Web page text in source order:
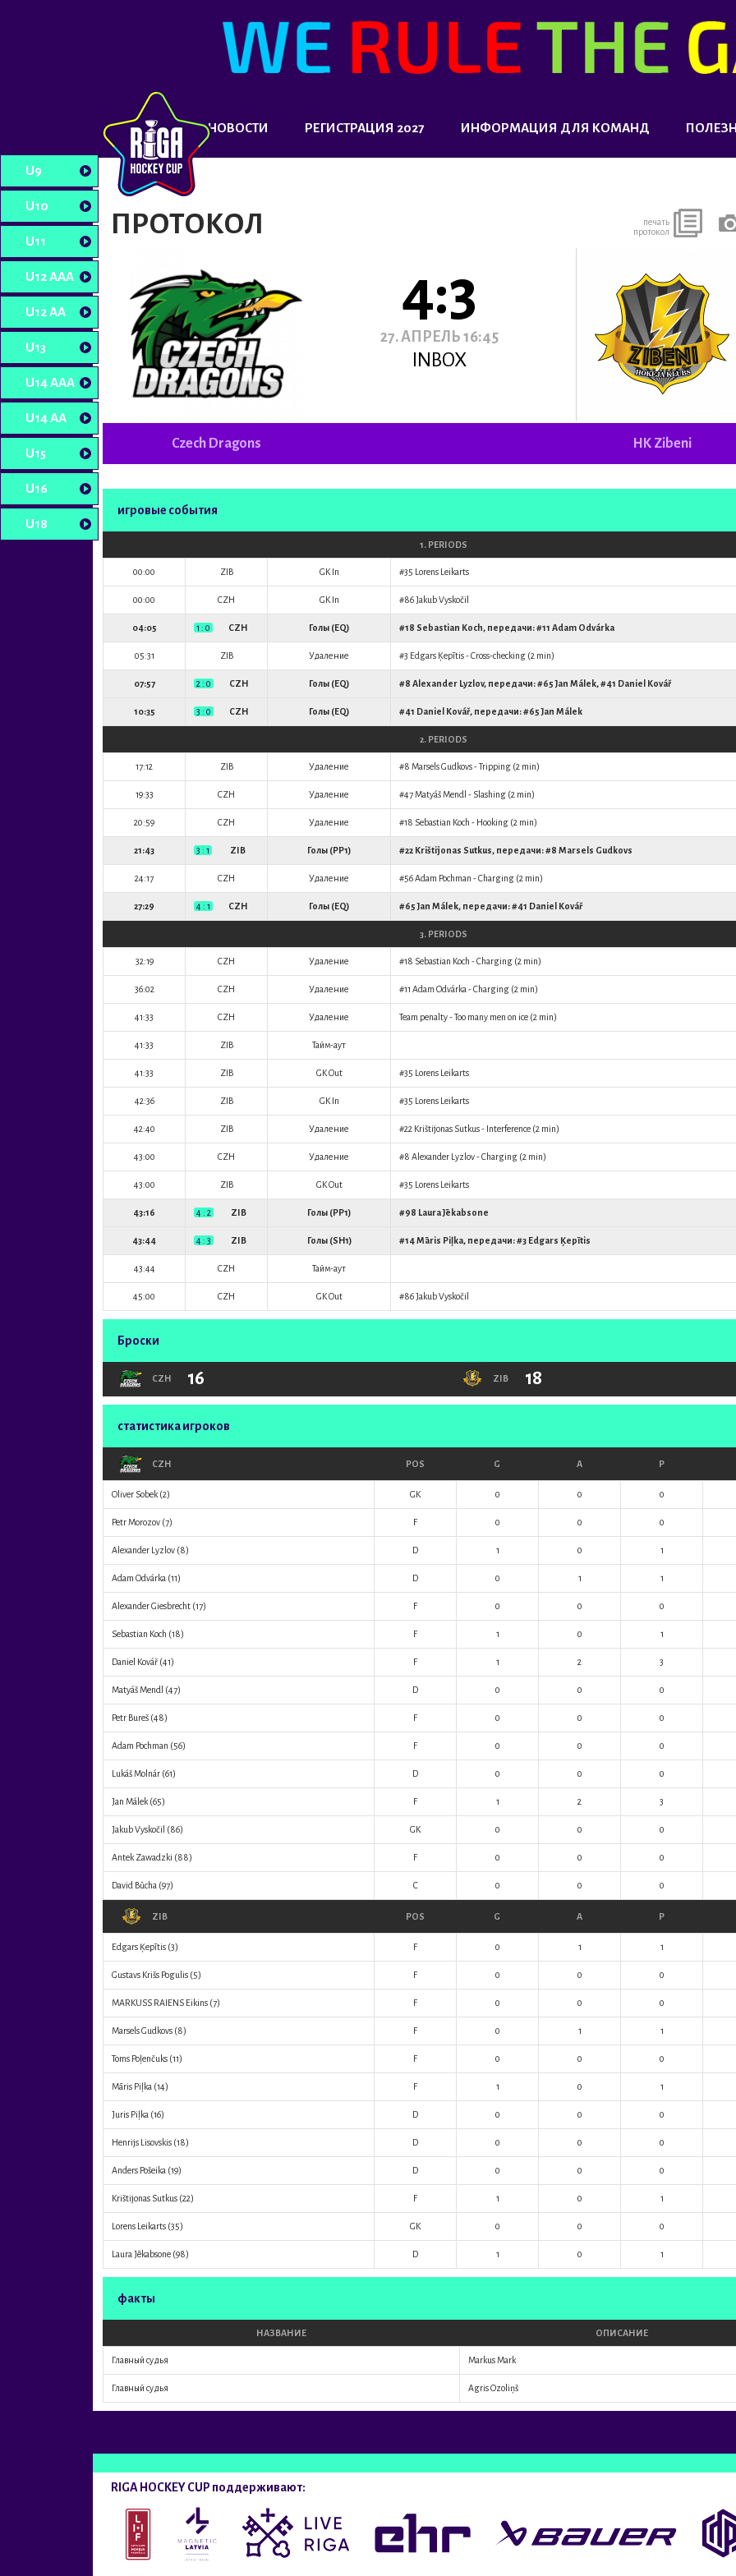
НОВОСТИ РЕГИСТРАЦИЯ 2027 ИНФОРМАЦИЯ ДЛЯ КОМАНД
U9
U10
U11
U12 AAA
U12 AA
U13
U14 AAA
U14 AA
U15
U16
U18
ПРОТОКОЛ
печать
протокол
4:3
27. АПРЕЛЬ 16:45
INBOX
Czech Dragons HK Zibeni
игровые события
1. PERIODS
00:00 ZIB GK In #35 Lorens Leikarts
00:00 CZH GK In #86Jakub Vyskočil
04:05 1 : 0 CZH Голы (EQ) #18 Sebastian Koch, передачи: #11 Adam Odvárka
05:31 ZIB Удаление #3 Edgars Ķepītis- Cross-checking (2 min)
07:57 2 : 0 CZH Голы (EQ) #8 Alexander Lyzlov, передачи: #65Jan Málek, #41 Daniel Kovář
10:35 3 : 0 CZH Голы (EQ) #41 Daniel Kovář, передачи: #65Jan Málek
2. PERIODS
17:12 ZIB Удаление #8 Marsels Gudkovs- Tripping (2 min)
19:33 CZH Удаление #47Matyáš Mendl - Slashing (2 min)
20:59 CZH Удаление #18 Sebastian Koch - Hooking (2 min)
21:43 3 : 1 ZIB Голы (PP1) #22 Krištijonas Sutkus, передачи: #8 Marsels Gudkovs
24:17 CZH Удаление #56Adam Pochman - Charging (2 min)
27:29 4 : 1 CZH Голы (EQ) #65Jan Málek, передачи: #41 Daniel Kovář
3. PERIODS
32:19 CZH Удаление #18 Sebastian Koch - Charging (2 min)
36:02 CZH Удаление #11 Adam Odvárka - Charging (2 min)
41:33 CZH Удаление Team penalty - Too many men on ice (2 min)
41:33 ZIB Тайм-аут
41:33 ZIB GK Out #35 Lorens Leikarts
42:36 ZIB GK In #35 Lorens Leikarts
42:40 ZIB Удаление #22 Krištijonas Sutkus- Interference (2 min)
43:00 CZH Удаление #8 Alexander Lyzlov- Charging (2 min)
43:00 ZIB GK Out #35 Lorens Leikarts
43:16 4 : 2 ZIB Голы (PP1) #98 Laura Jēkabsone
43:44 4 : 3 ZIB Голы (SH1) #14Māris Piļka, передачи: #3 Edgars Ķepītis
43:44 CZH Тайм-аут
45:00 CZH GK Out #86Jakub Vyskočil
Броски
CZH 16 ZIB 18
статистика игроков
CZH POS G A P
Oliver Sobek (2) GK 0 0 0
Petr Morozov (7) F 0 0 0
Alexander Lyzlov (8) D 1 0 1
Adam Odvárka (11) D 0 1 1
Alexander Giesbrecht (17) F 0 0 0
Sebastian Koch (18) F 1 0 1
Daniel Kovář (41) F 1 2 3
Matyáš Mendl (47) D 0 0 0
Petr Bureš (48) F 0 0 0
Adam Pochman (56) F 0 0 0
Lukáš Molnár (61) D 0 0 0
Jan Málek (65) F 1 2 3
Jakub Vyskočil (86) GK 0 0 0
Antek Zawadzki (88) F 0 0 0
David Bůcha (97) C 0 0 0
ZIB POS G A P
Edgars Ķepītis (3) F 0 1 1
Gustavs Krišs Pogulis (5) F 0 0 0
MARKUSS RAIENS Eikins (7) F 0 0 0
Marsels Gudkovs (8) F 0 1 1
Toms Poļenčuks (11) F 0 0 0
Māris Piļka (14) F 1 0 1
Juris Piļka (16) D 0 0 0
Henrijs Lisovskis (18) D 0 0 0
Anders Pošeika (19) D 0 0 0
Krištijonas Sutkus (22) F 1 0 1
Lorens Leikarts (35) GK 0 0 0
Laura Jēkabsone (98) D 1 0 1
факты
НАЗВАНИЕ ОПИСАНИЕ
Главный судья Markus Mark
Главный судья Agris Ozoliņš
RIGA HOCKEY CUP поддерживают: